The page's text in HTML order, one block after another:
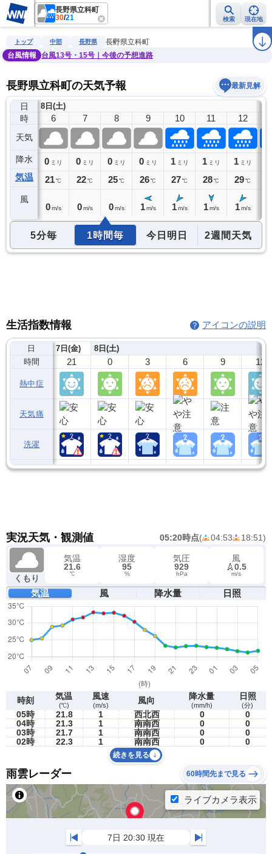
長野県立科町
30/21 検索 現在地
雨雲レーダー 台風情報 地震情報 ラ
トップ 中部 長野県
長野県立科町
台風情報
台風13号・15号｜今後の予想進路
長野県立科町の天気予報 最新見解
日
時
天気
降水
気温
風
8日(土)
5
0ミリ
22℃
6
0 ミリ
21℃
0 m/s
7
0 ミリ
22℃
0 m/s
8
0 ミリ
25℃
0 m/s
9
0 ミリ
26℃
1 m/s
10
1 ミリ
27℃
1 m/s
11
1 ミリ
28℃
1 m/s
12
1 ミリ
29℃
1 m/s
5分毎 1時間毎 今日明日 2週間天気
生活指数情報 アイコンの説明
日
時間
熱中症
天気痛
洗濯
7日(金)
21
8日(土)
0 3 6 9 12
実況天気・観測値 05:20時点( 04:53 18:51)
くもり
気温
21.6
℃
湿度
95
%
気圧
929
hPa
風
0.5
m/s
気温 風 降水量 日照
時刻 気温
(℃)
風速
(m/s) 風向 降水量
(mm/h)
日照
(分)
05時 21.8 1 西北西 0
0
04時
21.3 1 南南西 0
0
03時
21.7 1 南南西 0
0
02時
22.3 1 南南西 0 0
続きを見る
雨雲レーダー 60時間先まで見る